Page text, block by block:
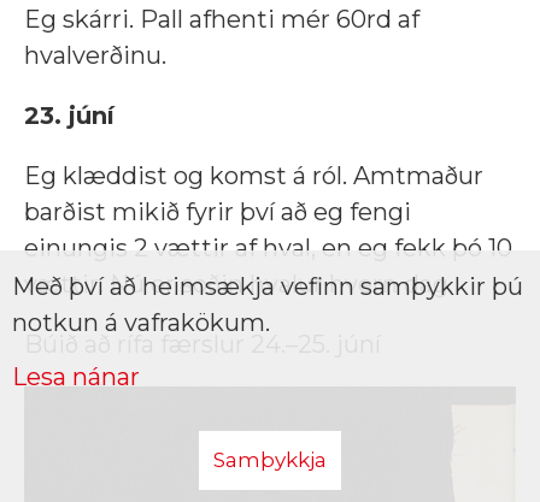
Eg skárri. Pall afhenti mér 60rd af
hvalverðinu.
23. júní
Eg klæddist og komst á ról. Amtmaður
barðist mikið fyrir því að eg fengi
einungis 2 vættir af hval, en eg fekk þó 10
vættir. Nú er soðin hvalur hvern dag.
Með því að heimsækja vefinn samþykkir þú
notkun á vafrakökum.
Lesa nánar
Samþykkja